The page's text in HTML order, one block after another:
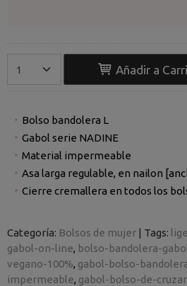
Añadir a
Bolso bandolera L
Gabol serie NADINE
Material impermeable
Asa larga regulable, en nailon
Cierre cremallera en todos los
Categoría: Bolsos de mujer | Tags:
gabol-on-line bolso-bandolera-gabol
vegano-100% gabol-bolso-
impermeable gabol-bolso-de-cruzar